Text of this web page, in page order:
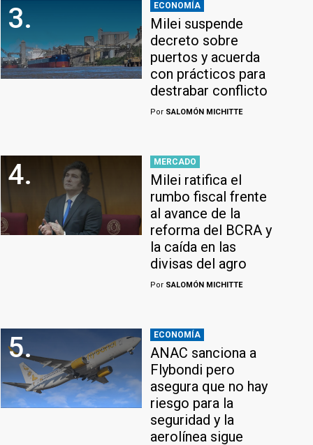
3. ECONOMÍA
Milei suspende
decreto sobre
puertos y acuerda
con prácticos para
destrabar conflicto
Por SALOMÓN MICHITTE
4. MERCADO
Milei ratifica el
rumbo fiscal frente
al avance de la
reforma del BCRA y
la caída en las
divisas del agro
Por SALOMÓN MICHITTE
5. ECONOMÍA
ANAC sanciona a
Flybondi pero
asegura que no hay
riesgo para la
seguridad y la
aerolínea sigue